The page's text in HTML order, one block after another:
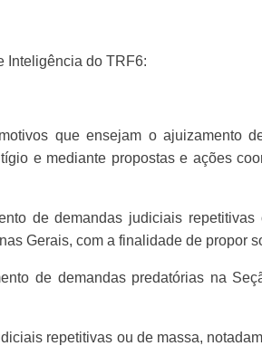
Inteligência do TRF6:
que ensejam o ajuizamento
e mediante propostas e ações
de demandas judiciais
Gerais, com a finalidade de propor
de demandas predatórias na
repetitivas ou de massa,